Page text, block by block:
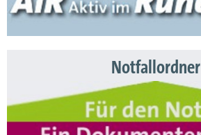
Notfallordner